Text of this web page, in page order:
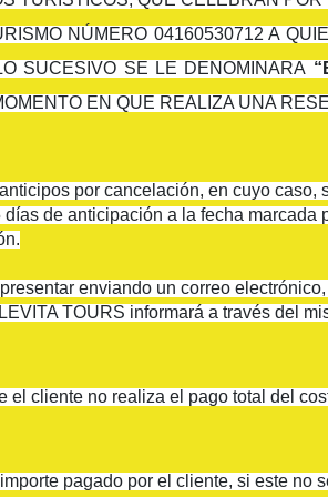
NÚMERO 04160530712 A
SUCESIVO SE LE DENOMINARA
EN QUE REALIZA UNA
por cancelación, en cuyo
de anticipación a la fecha
enviando un correo
TOURS informará a través del
cliente no realiza el pago total del
pagado por el cliente, si este no